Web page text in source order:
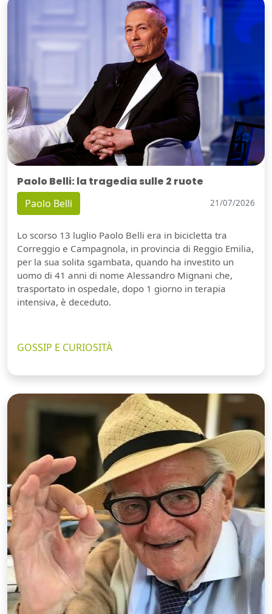
Paolo Belli: la tragedia sulle 2 ruote
Paolo Belli 21/07/2026
Lo scorso 13 luglio Paolo Belli era in bicicletta tra
Correggio e Campagnola, in provincia di Reggio Emilia,
per la sua solita sgambata, quando ha investito un
uomo di 41 anni di nome Alessandro Mignani che,
trasportato in ospedale, dopo 1 giorno in terapia
intensiva, è deceduto.
GOSSIP E CURIOSITÀ